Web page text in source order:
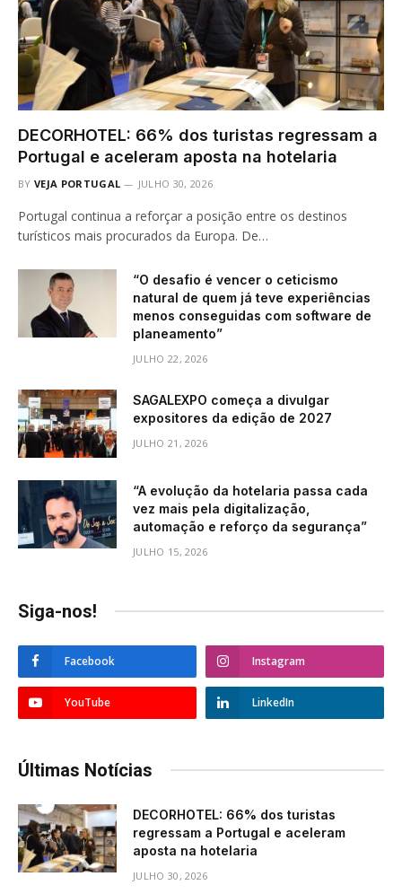
DECORHOTEL: 66% dos turistas regressam a
Portugal e aceleram aposta na hotelaria
BY VEJA PORTUGAL JULHO 30, 2026
Portugal continua a reforçar a posição entre os destinos
turísticos mais procurados da Europa. De…
“O desafio é vencer o ceticismo
natural de quem já teve experiências
menos conseguidas com software de
planeamento”
JULHO 22, 2026
SAGALEXPO começa a divulgar
expositores da edição de 2027
JULHO 21, 2026
“A evolução da hotelaria passa cada
vez mais pela digitalização,
automação e reforço da segurança”
JULHO 15, 2026
Siga-nos!
Facebook Instagram
YouTube LinkedIn
Últimas Notícias
DECORHOTEL: 66% dos turistas
regressam a Portugal e aceleram
aposta na hotelaria
JULHO 30, 2026